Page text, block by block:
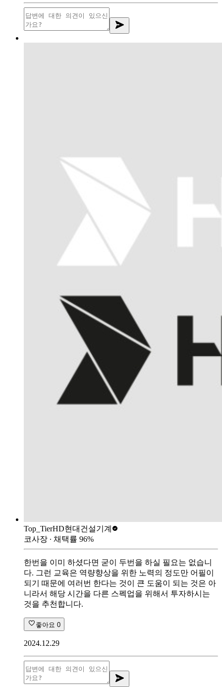
Top_TierHD현대건설기계
코사장 ∙ 채택률 96%
한번을 이미 하셨다면 굳이 두번을 하실 필요는 없습니
다. 그런 교육은 역량향상을 위한 노력의 정도만 어필이
되기 때문에 여러번 한다는 것이 큰 도움이 되는 것은 아
니라서 해당 시간을 다른 스펙업을 위해서 투자하시는
것을 추천합니다.
좋아요 0
2024.12.29